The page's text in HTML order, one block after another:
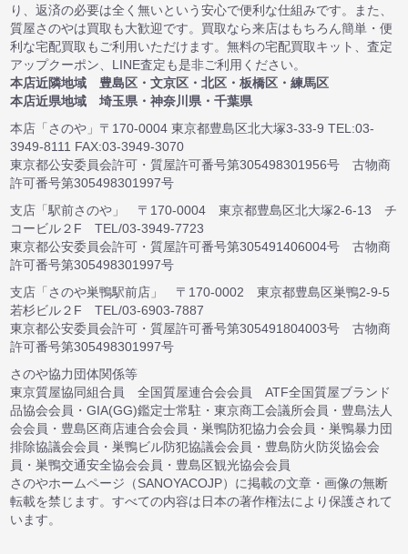
り、返済の必要は全く無いという安心で便利な仕組みです。また、
質屋さのやは買取も大歓迎です。買取なら来店はもちろん簡単・便
利な宅配買取もご利用いただけます。無料の宅配買取キット、査定
アップクーポン、LINE査定も是非ご利用ください。
本店近隣地域 豊島区・文京区・北区・板橋区・練馬区
本店近県地域 埼玉県・神奈川県・千葉県
本店「さのや」〒170-0004 東京都豊島区北大塚3-33-9 TEL:03-
3949-8111 FAX:03-3949-3070
東京都公安委員会許可・質屋許可番号第305498301956号 古物商
許可番号第305498301997号
支店「駅前さのや」 〒170-0004 東京都豊島区北大塚2-6-13 チ
コービル２F TEL/03-3949-7723
東京都公安委員会許可・質屋許可番号第305491406004号 古物商
許可番号第305498301997号
支店「さのや巣鴨駅前店」 〒170-0002 東京都豊島区巣鴨2-9-5
若杉ビル２F TEL/03-6903-7887
東京都公安委員会許可・質屋許可番号第305491804003号 古物商
許可番号第305498301997号
さのや協力団体関係等
東京質屋協同組合員 全国質屋連合会会員 ATF全国質屋ブランド
品協会会員・GIA(GG)鑑定士常駐・東京商工会議所会員・豊島法人
会会員・豊島区商店連合会会員・巣鴨防犯協力会会員・巣鴨暴力団
排除協議会会員・巣鴨ビル防犯協議会会員・豊島防火防災協会会
員・巣鴨交通安全協会会員・豊島区観光協会会員
さのやホームページ（SANOYACOJP）に掲載の文章・画像の無断
転載を禁じます。すべての内容は日本の著作権法により保護されて
います。